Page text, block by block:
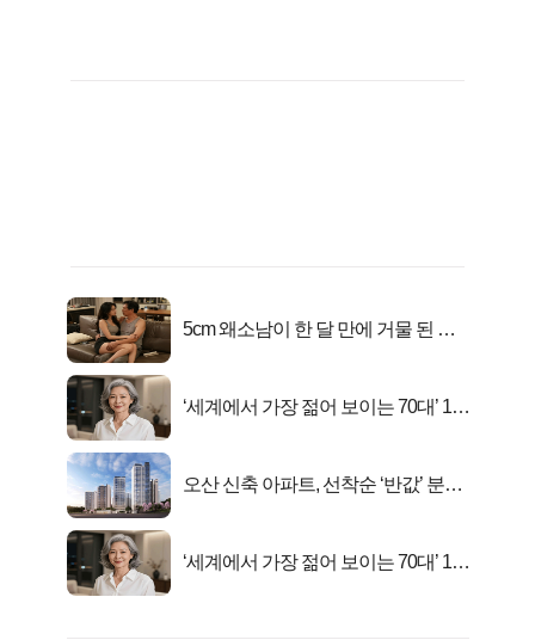
5cm 왜소남이 한 달 만에 거물 된 사
‘세계에서 가장 젊어 보이는 70대’ 1위
오산 신축 아파트, 선착순 ‘반값’ 분양
‘세계에서 가장 젊어 보이는 70대’ 1위